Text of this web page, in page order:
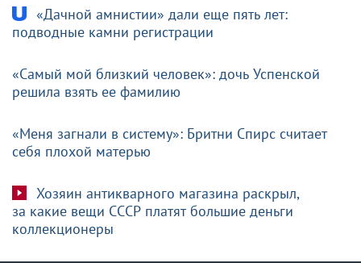
«Дачной амнистии» дали еще пять лет:
подводные камни регистрации
«Самый мой близкий человек»: дочь Успенской
решила взять ее фамилию
«Меня загнали в систему»: Бритни Спирс считает
себя плохой матерью
Хозяин антикварного магазина раскрыл,
за какие вещи СССР платят большие деньги
коллекционеры